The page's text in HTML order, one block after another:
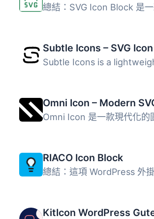
RIACO Icon Block